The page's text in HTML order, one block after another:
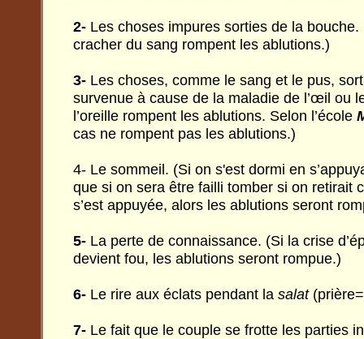
2- Les choses impures sorties de la
cracher du sang rompent les ablutions.)
3- Les choses, comme le sang et le pus,
survenue à cause de la maladie de l’œil ou
l’oreille rompent les ablutions. Selon l’école
cas ne rompent pas les ablutions.)
4- Le sommeil. (Si on s'est dormi en
que si on sera être failli tomber si on retirait
s’est appuyée, alors les ablutions seront
5- La perte de connaissance. (Si la crise
devient fou, les ablutions seront rompue.)
6- Le rire aux éclats pendant la salat
7- Le fait que le couple se frotte les parties